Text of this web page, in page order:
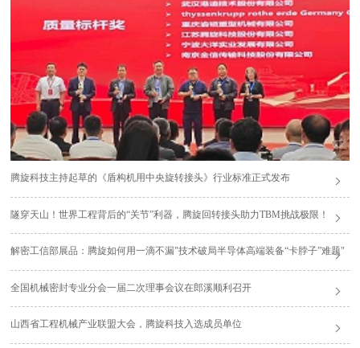
腾旋科技主持起草的《盾构机用中央旋转接头》行业标准正式发布
隧穿天山！世界工程背后的“关节”利器，腾旋回转接头助力TBM挑战极限！
解密工信部展品：腾旋如何用一滴不漏"技术破局半导体高端装备“卡脖子”难题"
全国机械密封专业分会一届二次理事会议在郎溪顺利召开
山西省工程机械产业联盟大会，腾旋科技入选成员单位